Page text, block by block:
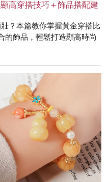
高穿搭技巧＋飾品搭配建
？本篇教你掌握黃金穿搭比
的飾品，輕鬆打造顯高時尚